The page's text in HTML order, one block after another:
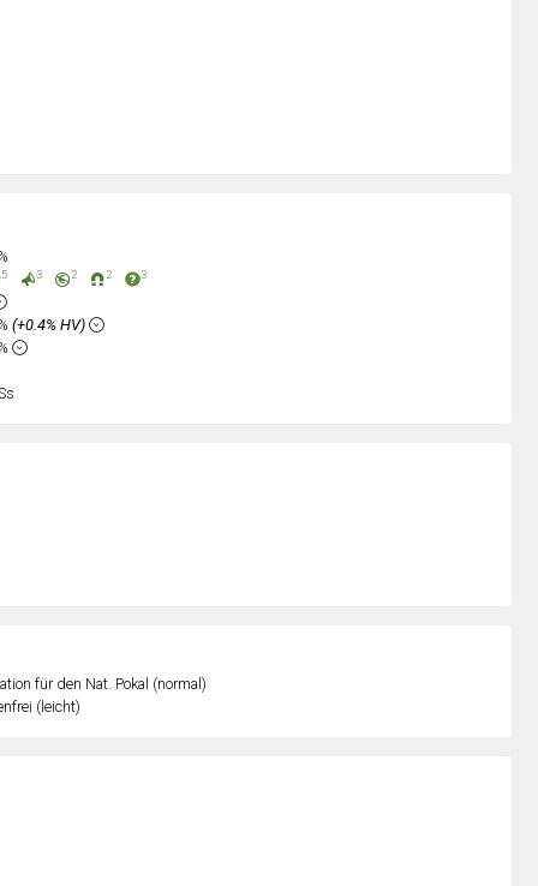
für den Nat. Pokal (normal)
(leicht)
5 3 2 2 3
(+0.4% HV)